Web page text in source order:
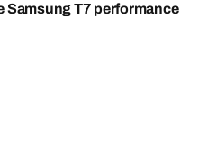
Samsung T7 performance